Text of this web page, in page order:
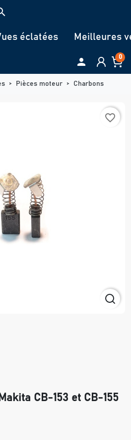
éclatées Meilleures
 0
Pièces moteur Charbons
favorite_border
CB-153 et CB-155